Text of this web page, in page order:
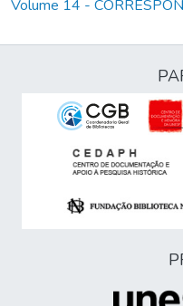
Volume 14 -